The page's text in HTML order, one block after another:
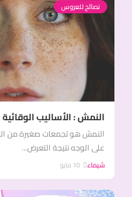
نصائح للعروس
النمش : الأساليب
النمش هو تجمعات صغيرة من
على الوجه نتيجة التعرض...
شيماء